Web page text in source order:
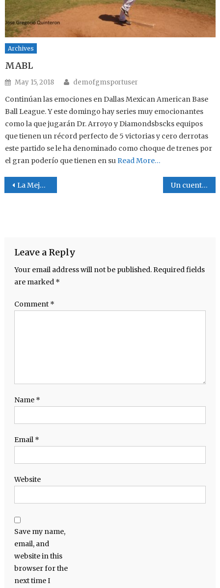
Archives
MABL
Posted on
May 15, 2018 Author
demofgmsportuser
Continúan las emociones en Dallas Mexican American Base
Ball League. Y este domingo hay series muy emocionantes
como la que jugarán Dr. Arroyo y Diamondsbscks equipos
que tienen un récord perfecto de 5 victorias y cero derrotas
este partido se le ha denominado como choque de trenes por
el gran poderío que tienen en su Read More…
Post navigation
La Mejor Familia Un cuento
Leave a Reply
Your email address will not be published. Required fields
are marked *
Comment *
Name *
Email *
Website
Save my name,
email, and
website in this
browser for the
next time I